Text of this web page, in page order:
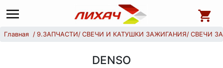
Главная 9.ЗАПЧАСТИ СВЕЧИ И КАТУШКИ ЗАЖИГАНИЯ СВЕЧИ
DENSO